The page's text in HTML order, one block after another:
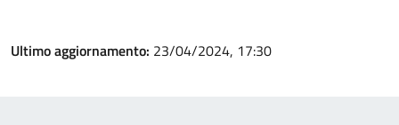
Ultimo aggiornamento: 23/04/2024, 17:30